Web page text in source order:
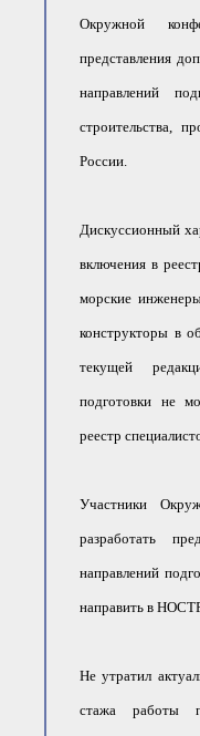
Окружной
представления
направлений
строительства,
России.
Дискуссионный
включения в
морские
конструкторы в
текущей
подготовки не
реестр
Участники
разработать
направлений
направить в
Не утратил
стажа работы